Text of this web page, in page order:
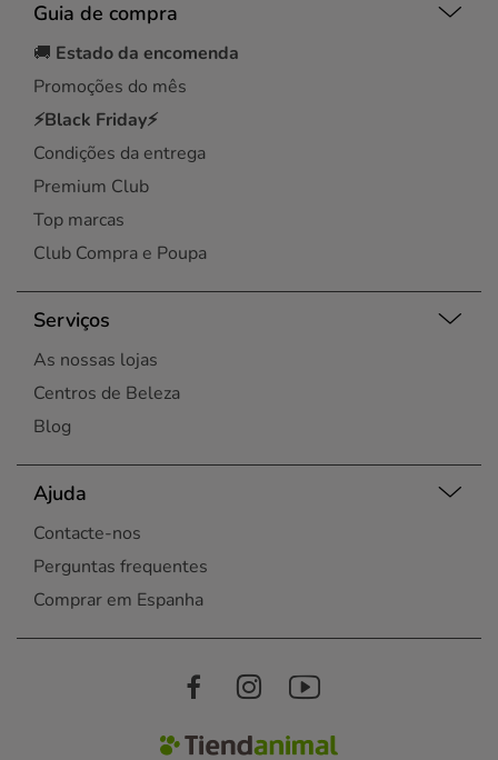
Guia de compra
🚚 Estado da encomenda
Promoções do mês
⚡Black Friday⚡
Condições da entrega
Premium Club
Top marcas
Club Compra e Poupa
Serviços
As nossas lojas
Centros de Beleza
Blog
Ajuda
Contacte-nos
Perguntas frequentes
Comprar em Espanha